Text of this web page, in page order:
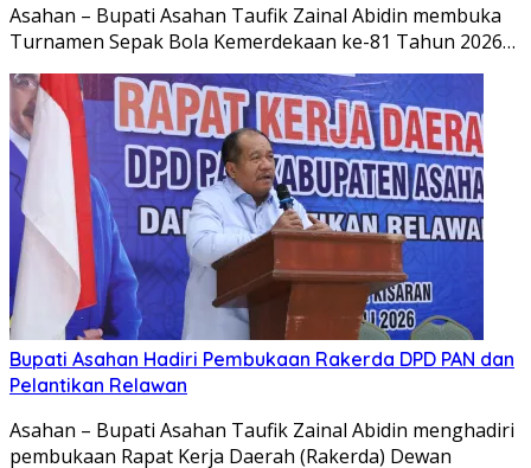
Asahan – Bupati Asahan Taufik Zainal Abidin membuka
Turnamen Sepak Bola Kemerdekaan ke-81 Tahun 2026…
Bupati Asahan Hadiri Pembukaan Rakerda DPD PAN dan
Pelantikan Relawan
Asahan – Bupati Asahan Taufik Zainal Abidin menghadiri
pembukaan Rapat Kerja Daerah (Rakerda) Dewan